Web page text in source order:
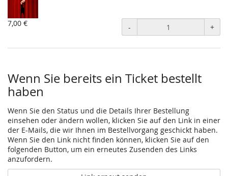
7,00 € - +
Wenn Sie bereits ein Ticket bestellt
haben
Wenn Sie den Status und die Details Ihrer Bestellung
einsehen oder ändern wollen, klicken Sie auf den Link in einer
der E-Mails, die wir Ihnen im Bestellvorgang geschickt haben.
Wenn Sie den Link nicht finden können, klicken Sie auf den
folgenden Button, um ein erneutes Zusenden des Links
anzufordern.